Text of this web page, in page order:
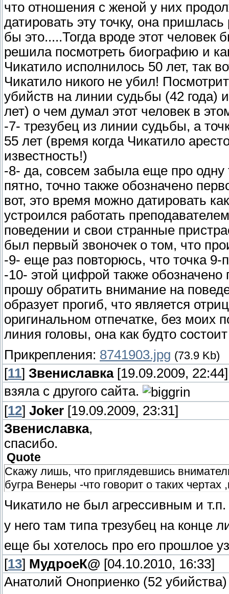
что отношения с женой у них
датировать эту точку, она
бы это.....Тогда вроде этот
решила посмотреть биографию и
Чикатило исполнилось 50 лет, так
Чикатило никого не убил!
убийств на линии судьбы (42 года)
лет) о чем думал этот человек в
-7- трезубец из линии судьбы, а
55 лет (время когда Чикатило
известность!)
-8- да, совсем забыла еще про одну
пятно, точно также обозначено
вот, это время можно датировать
устроился работать
поведении и свои странные
был первый звоночек о том, что
-9- еще раз повторюсь, что точка 9-
-10- этой цифрой также
прошу обратить внимание на
образует прогиб, что является
оригинальном отпечатке, без моих
линия головы, она как будто
Прикрепления: 8741903.jpg (73.9 Kb)
[11] Звениславка[19.09.2009, 22:44]
взяла с другого сайта.
[12] Joker [19.09.2009, 23:31]
Звениславка,
спасибо.
Quote
Скажу лишь, что приглядевшись
бугра Венеры -что говорит о таких чертах
Чикатило не был агрессивным и т.п.
у него там типа трезубец на конце
еще бы хотелось про его прошлое
[13] МудроеК@ [04.10.2010, 16:33]
Анатолий Оноприенко (52 убийства)